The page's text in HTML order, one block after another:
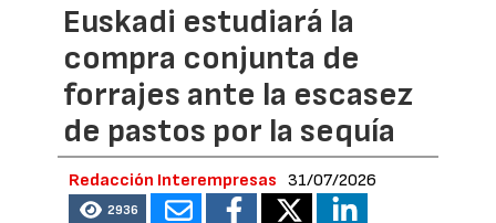
Euskadi estudiará la
compra conjunta de
forrajes ante la escasez
de pastos por la sequía
Redacción Interempresas 31/07/2026
2936